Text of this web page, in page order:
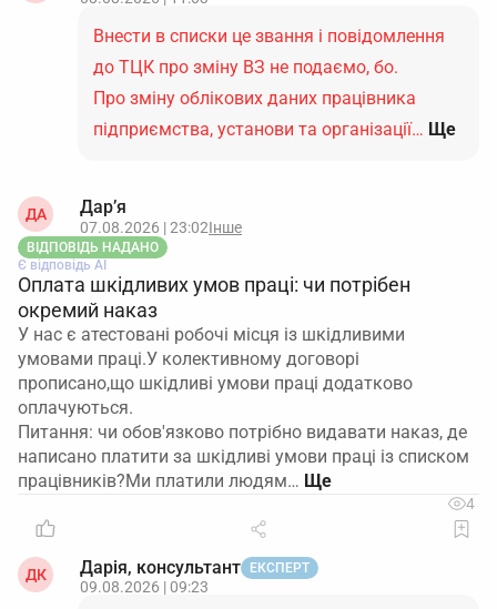
Внести в списки це звання і повідомлення
до ТЦК про зміну ВЗ не подаємо, бо.
Про зміну облікових даних працівника
підприємства, установи та організації… Ще
ДА Дар’я
07.08.2026 | 23:02Інше
ВІДПОВІДЬ НАДАНО
Є відповідь АІ
Оплата шкідливих умов праці: чи потрібен
окремий наказ
У нас є атестовані робочі місця із шкідливими
умовами праці.У колективному договорі
прописано,що шкідливі умови праці додатково
оплачуються.
Питання: чи обов'язково потрібно видавати наказ, де
написано платити за шкідливі умови праці із списком
працівників?Ми платили людям…
4
ДК Дарія, консультант ЕКСПЕРТ
09.08.2026 | 09:23